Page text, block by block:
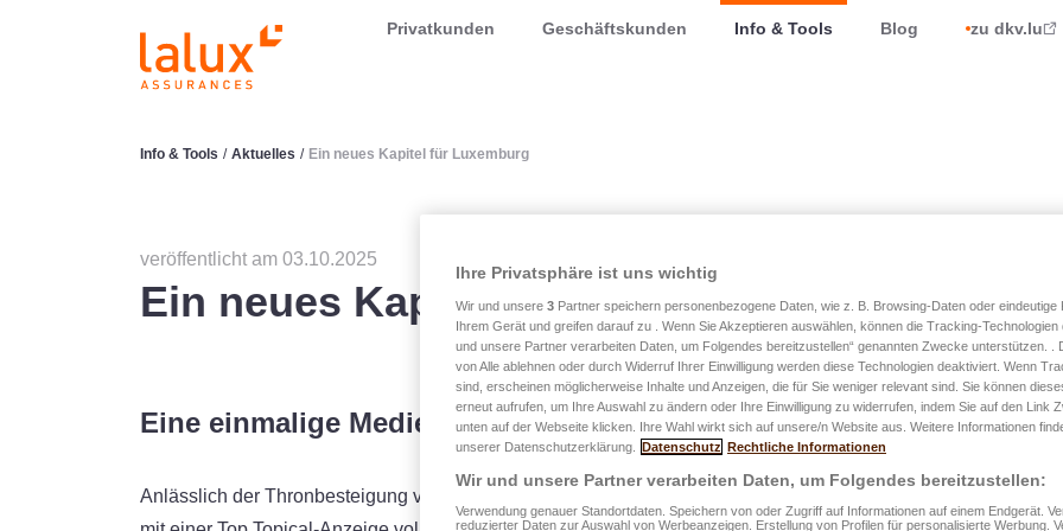
LALUX AssurancesPrivatkunden Geschäftskunden Info & Tools Blog zu dkv.lu
Info & Tools / Aktuelles / Ein neues Kapitel für Luxemburg
veröffentlicht am 03.10.2025
Ein neues Kapitel für Luxemburg
Eine einmalige Medienkampagne
Anlässlich der Thronbesteigung von Großherzog Guillaume haben wir diesen einzigartigen Moment
Ihre Privatsphäre ist uns wichtig
Wir und unsere 3 Partner speichern personenbezogene Daten, wie z. B. Browsing-Daten oder eindeutige
Ihrem Gerät und greifen darauf zu . Wenn Sie Akzeptieren auswählen, können die Tracking-Technologien
und unsere Partner verarbeiten Daten, um Folgendes bereitzustellen“ genannten Zwecke unterstützen. .
von Alle ablehnen oder durch Widerruf Ihrer Einwilligung werden diese Technologien deaktiviert. Wenn
sind, erscheinen möglicherweise Inhalte und Anzeigen, die für Sie weniger relevant sind. Sie können
erneut aufrufen, um Ihre Auswahl zu ändern oder Ihre Einwilligung zu widerrufen, indem Sie auf den Link
unten auf der Webseite klicken. Ihre Wahl wirkt sich auf unsere/n Website aus. Weitere Informationen
unserer Datenschutzerklärung.
Datenschutz Rechtliche Informationen
Wir und unsere Partner verarbeiten Daten, um Folgendes bereitzustellen:
Verwendung genauer Standortdaten. Speichern von oder Zugriff auf Informationen auf einem Endgerät.
reduzierter Daten zur Auswahl von Werbeanzeigen. Erstellung von Profilen für personalisierte Werbung.